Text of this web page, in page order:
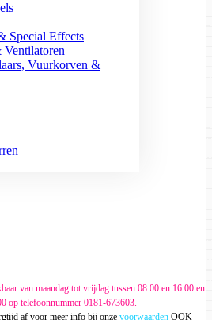
Special Effects
Vuurkorven &
van maandag tot vrijdag tussen 08:00 en 16:00 en
op telefoonnummer 0181-673603.
af voor meer info bij onze voorwaarden OOK